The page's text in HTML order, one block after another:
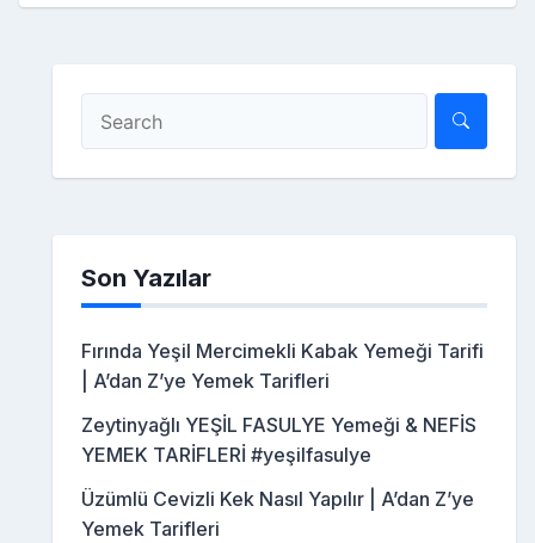
Son Yazılar
Fırında Yeşil Mercimekli Kabak Yemeği Tarifi
| A’dan Z’ye Yemek Tarifleri
Zeytinyağlı YEŞİL FASULYE Yemeği & NEFİS
YEMEK TARİFLERİ #yeşilfasulye
Üzümlü Cevizli Kek Nasıl Yapılır | A’dan Z’ye
Yemek Tarifleri